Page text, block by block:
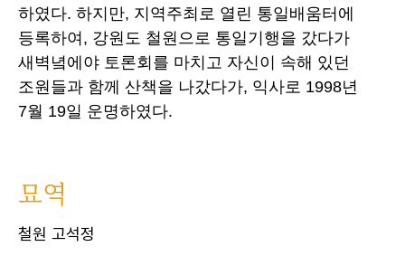
하였다. 하지만, 지역주최로 열린 통일배움터에
등록하여, 강원도 철원으로 통일기행을 갔다가
새벽녘에야 토론회를 마치고 자신이 속해 있던
조원들과 함께 산책을 나갔다가, 익사로 1998년
7월 19일 운명하였다.
묘역
철원 고석정